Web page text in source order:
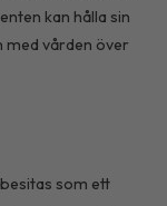
kan hålla sin
med vården över
som ett